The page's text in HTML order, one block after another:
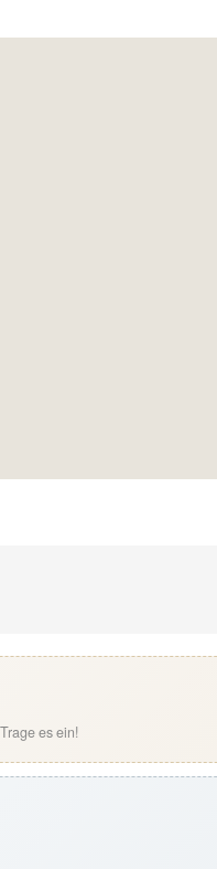
es ein!